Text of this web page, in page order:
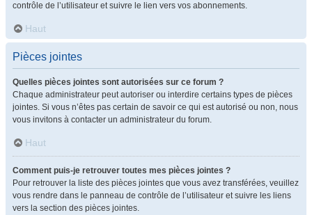
contrôle de l’utilisateur et suivre le lien vers vos abonnements.
Haut
Pièces jointes
Quelles pièces jointes sont autorisées sur ce forum ?
Chaque administrateur peut autoriser ou interdire certains types de pièces
jointes. Si vous n’êtes pas certain de savoir ce qui est autorisé ou non, nous
vous invitons à contacter un administrateur du forum.
Haut
Comment puis-je retrouver toutes mes pièces jointes ?
Pour retrouver la liste des pièces jointes que vous avez transférées, veuillez
vous rendre dans le panneau de contrôle de l’utilisateur et suivre les liens
vers la section des pièces jointes.